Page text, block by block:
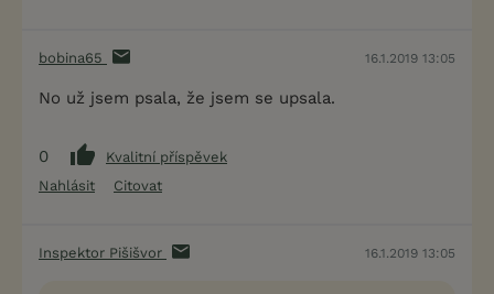
bobina65 16.1.2019 13:05
No už jsem psala, že jsem se upsala.
0
Kvalitní příspěvek
Nahlásit
Citovat
Inspektor Pišišvor 16.1.2019 13:05